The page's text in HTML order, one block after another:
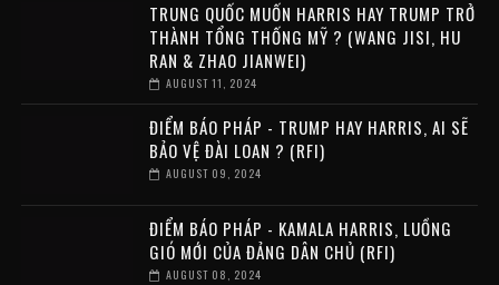
TRUNG QUỐC MUỐN HARRIS HAY TRUMP TRỞ
THÀNH TỔNG THỐNG MỸ ? (WANG JISI, HU
RAN & ZHAO JIANWEI)
AUGUST 11, 2024
ĐIỂM BÁO PHÁP - TRUMP HAY HARRIS, AI SẼ
BẢO VỆ ĐÀI LOAN ? (RFI)
AUGUST 09, 2024
ĐIỂM BÁO PHÁP - KAMALA HARRIS, LUỒNG
GIÓ MỚI CỦA ĐẢNG DÂN CHỦ (RFI)
AUGUST 08, 2024